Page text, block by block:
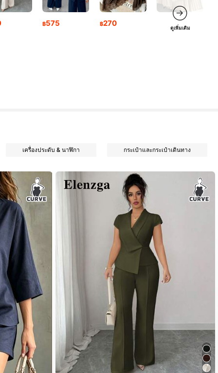
฿575 ฿270 ดูเพิ่มเติม
เครื่องประดับ & นาฬิกา กระเป๋าและกระเป๋าเดินทาง